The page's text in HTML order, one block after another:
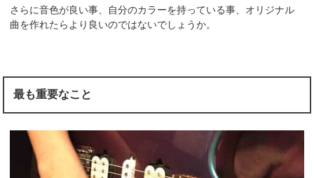
さらに音色が良い事、自分のカラーを持っている事、オリジナル
曲を作れたらより良いのではないでしょうか。
最も重要なこと